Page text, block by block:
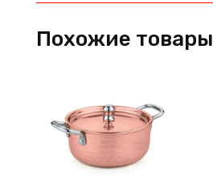
металл,
(Китай)
Похожие товары